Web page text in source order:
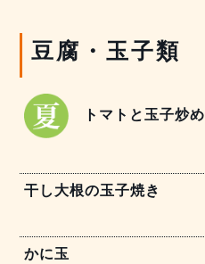
豆腐・玉子類
トマトと玉子炒め
干し大根の玉子焼き
かに玉